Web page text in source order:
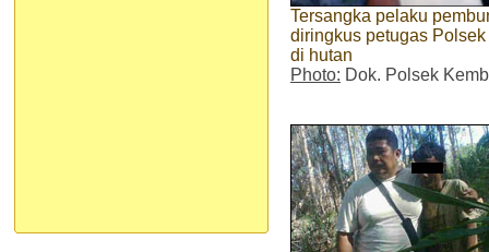
Tersangka pelaku
diringkus petugas
di hutan
Photo: Dok. Polsek